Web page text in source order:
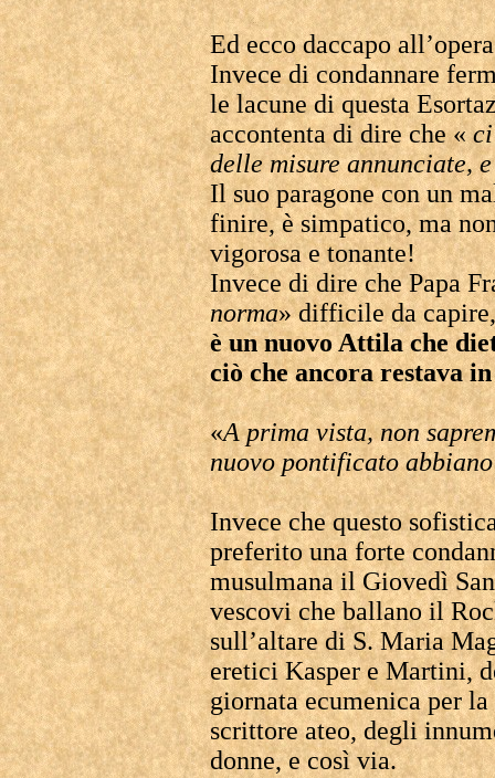
Ed ecco daccapo
Invece di condannare
le lacune di questa
accontenta di dire che «
delle misure annunciate,
Il suo paragone con un
finire, è simpatico, ma
vigorosa e tonante!
Invece di dire che Papa
norma» difficile da
è un nuovo Attila che
ciò che ancora restava
«A prima vista, non
nuovo pontificato
Invece che questo
preferito una forte
musulmana il Giovedì
vescovi che ballano il
sull’altare di S. Maria
eretici Kasper e Martini,
giornata ecumenica per
scrittore ateo, degli
donne, e così via.